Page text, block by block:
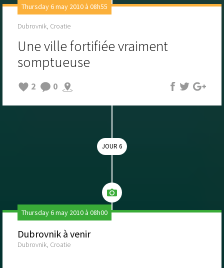
Thursday 6 may 2010 à 08h55
Dubrovnik, Croatie
Une ville fortifiée vraiment
somptueuse
2 0
JOUR 6
Thursday 6 may 2010 à 08h00
Dubrovnik à venir
Dubrovnik, Croatie